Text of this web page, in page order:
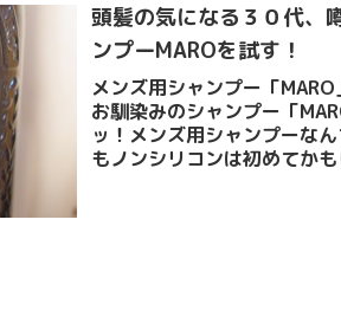
頭髪の気になる３０代、
ンプーMAROを試す！
メンズ用シャンプー「
お馴染みのシャンプー「
ッ！メンズ用シャンプーな
もノンシリコンは初めてか